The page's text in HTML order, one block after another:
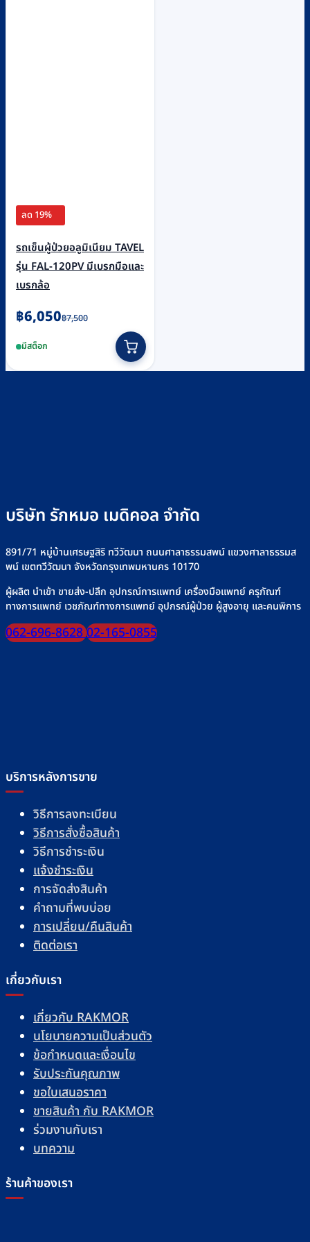
ลด 19%
รถเข็นผู้ป่วยอลูมิเนียม TAVEL
รุ่น FAL-120PV มีเบรกมือและ
เบรกล้อ
฿7,500
Original
was:
฿7,500.
฿6,050
Current
is:
฿6,050.
มีสต็อก
บริษัท รักหมอ เมดิคอล จำกัด
891/71 หมู่บ้านเศรษฐสิริ ทวีวัฒนา ถนนศาลาธรรมสพน์ แขวงศาลาธรรมส
พน์ เขตทวีวัฒนา จังหวัดกรุงเทพมหานคร 10170
ผู้ผลิต นำเข้า ขายส่ง-ปลีก อุปกรณ์การแพทย์ เครื่องมือแพทย์ ครุภัณฑ์
ทางการแพทย์ เวชภัณฑ์ทางการแพทย์ อุปกรณ์ผู้ป่วย ผู้สูงอายุ และคนพิการ
062-696-862802-165-0855
บริการหลังการขาย
วิธีการลงทะเบียน
วิธีการสั่งซื้อสินค้า
วิธีการชำระเงิน
แจ้งชำระเงิน
การจัดส่งสินค้า
คำถามที่พบบ่อย
การเปลี่ยน/คืนสินค้า
ติดต่อเรา
เกี่ยวกับเรา
เกี่ยวกับ RAKMOR
นโยบายความเป็นส่วนตัว
ข้อกำหนดและเงื่อนไข
รับประกันคุณภาพ
ขอใบเสนอราคา
ขายสินค้า กับ RAKMOR
ร่วมงานกับเรา
บทความ
ร้านค้าของเรา